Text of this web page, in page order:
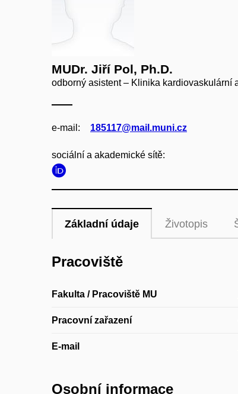
MUDr. Jiří Pol, Ph.D.
odborný asistent – Klinika kardiovaskulární
e‑mail: 185117@mail.muni.cz
sociální a akademické sítě:
Základní údaje Životopis
Pracoviště
Fakulta / Pracoviště MU
Pracovní zařazení
E-mail
Osobní informace